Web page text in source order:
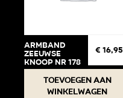
Armband
Zeeuwse
knoop Nr 178
€ 16,95
Toevoegen aan
winkelwagen